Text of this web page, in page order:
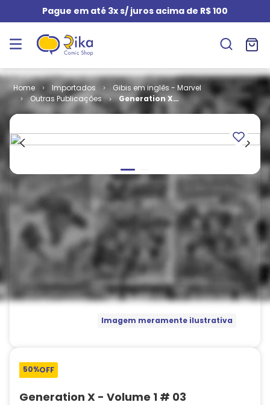
Pague em até 3x s/ juros acima de R$ 100
Importados
Gibis em inglês - Marvel
Outras Publicações
Generation X -
Volume 1 # 03
Imagem meramente ilustrativa
50%OFF
Generation X - Volume 1 # 03